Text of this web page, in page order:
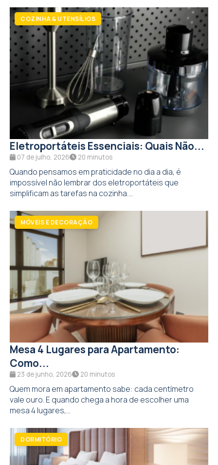
COZINHA & UTENSÍLIOS
Eletroportáteis Essenciais: Quais Não...
07 de julho, 2026 20 minutos
Quando pensamos em praticidade no dia a dia, é
impossível não lembrar dos eletroportáteis que
simplificam as tarefas na cozinha....
MÓVEIS E DECORAÇÃO
Mesa 4 Lugares para Apartamento:
Como...
23 de junho, 2026 20 minutos
Quem mora em apartamento sabe: cada centímetro
vale ouro. E quando chega a hora de escolher uma
mesa 4 lugares,...
DORMITÓRIO